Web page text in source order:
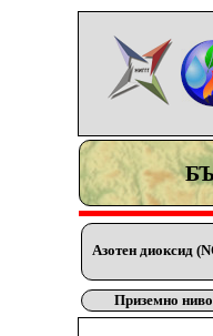
Азотен диоксид
Приземно ниво